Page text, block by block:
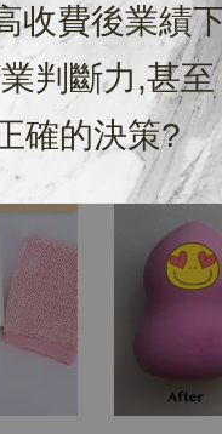
收費後業績
判斷力,甚至
確的決策?